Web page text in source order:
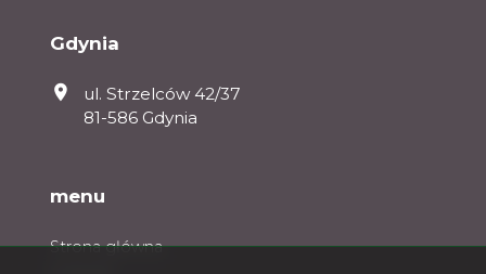
Gdynia
ul. Strzelców 42/37
81-586 Gdynia
menu
Strona główna